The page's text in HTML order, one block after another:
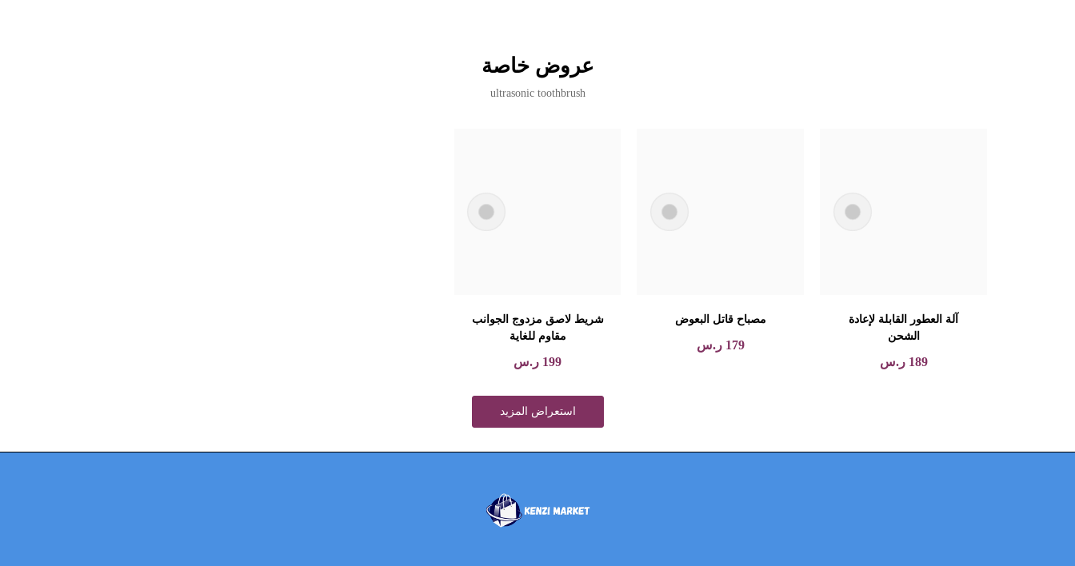
عروض خاصة
ultrasonic toothbrush
آلة العطور القابلة لإعادة
الشحن
189 ر.س
مصباح قاتل البعوض
179 ر.س
شريط لاصق مزدوج الجوانب
مقاوم للغاية
199 ر.س
استعراض المزيد